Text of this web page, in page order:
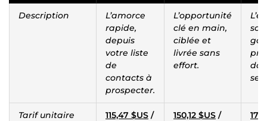
Description
L’amorce
rapide,
depuis
votre liste
de
contacts à
prospecter.
L’opportunité
clé en main,
ciblée et
livrée sans
effort.
Tarif unitaire 115,47 $US /
150,12 $US /